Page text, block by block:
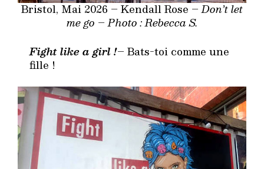
Bristol, Mai 2026 – Kendall Rose –Don’t let
me go –Photo : Rebecca S.
Fight like a girl !– Bats-toi comme une
fille !